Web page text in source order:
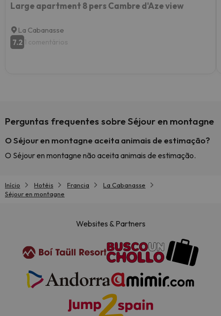
Large apartment 8 pers Cambre d'Aze view
La Cabanasse
7.2 1 comentários
Perguntas frequentes sobre Séjour en montagne
O Séjour en montagne aceita animais de estimação?
O Séjour en montagne não aceita animais de estimação.
Início Hotéis Francia
La Cabanasse
Séjour en montagne
Websites & Partners